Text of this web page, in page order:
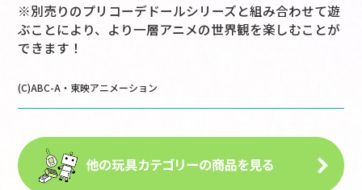
※別売りのプリコーデドールシリーズと組み合わせて遊
ぶことにより、より一層アニメの世界観を楽しむことが
できます！
(C)ABC-A・東映アニメーション